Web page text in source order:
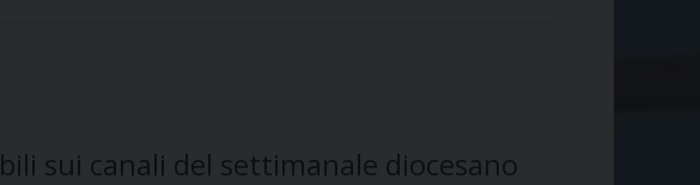
sui canali del settimanale diocesano